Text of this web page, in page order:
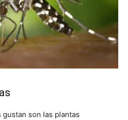
gustan son las plantas